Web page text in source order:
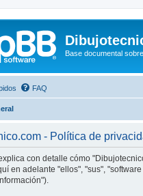
Base documental
FAQ
- Política de
con detalle cómo
en adelante "ellos", "sus",